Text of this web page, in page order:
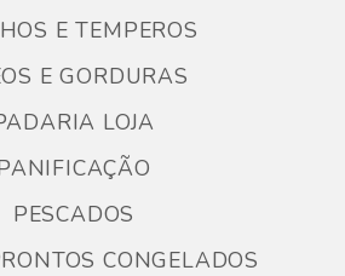
E TEMPEROS
E GORDURAS
LOJA
PESCADOS
CONGELADOS